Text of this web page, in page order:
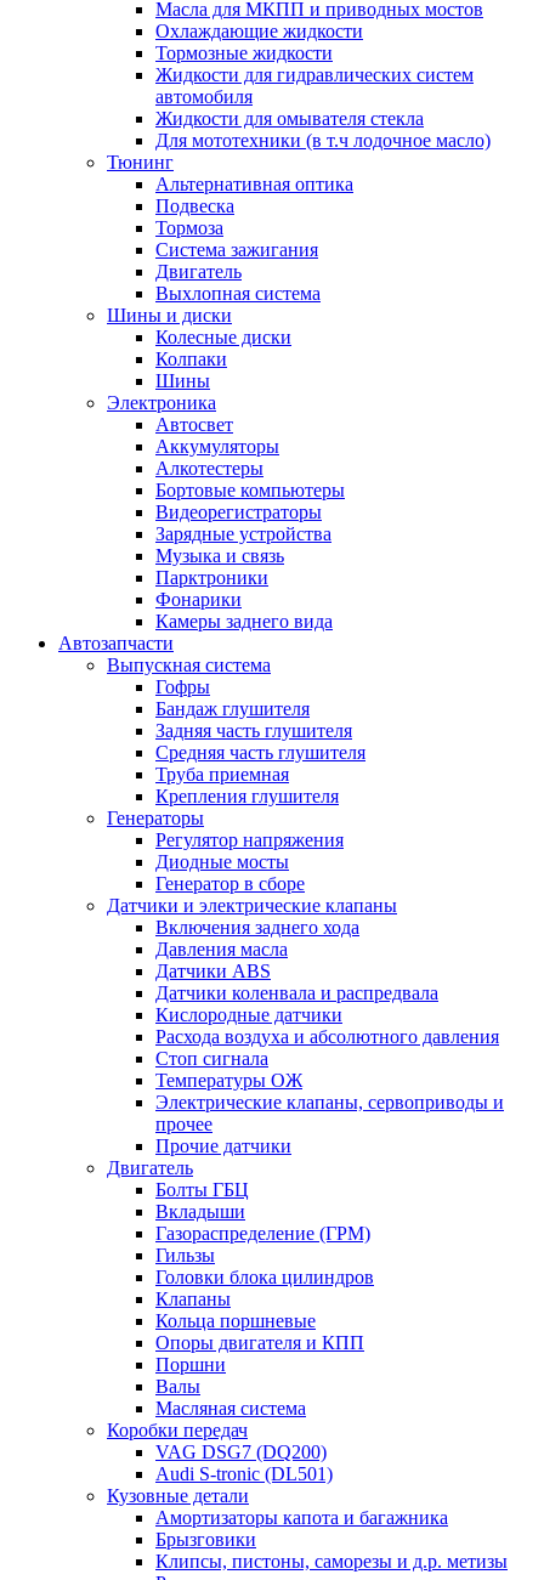
Масла для МКПП и приводных мостов
Охлаждающие жидкости
Тормозные жидкости
Жидкости для гидравлических систем
автомобиля
Жидкости для омывателя стекла
Для мототехники (в т.ч лодочное масло)
Тюнинг
Альтернативная оптика
Подвеска
Тормоза
Система зажигания
Двигатель
Выхлопная система
Шины и диски
Колесные диски
Колпаки
Шины
Электроника
Автосвет
Аккумуляторы
Алкотестеры
Бортовые компьютеры
Видеорегистраторы
Зарядные устройства
Музыка и связь
Парктроники
Фонарики
Камеры заднего вида
Автозапчасти
Выпускная система
Гофры
Бандаж глушителя
Задняя часть глушителя
Средняя часть глушителя
Труба приемная
Крепления глушителя
Генераторы
Регулятор напряжения
Диодные мосты
Генератор в сборе
Датчики и электрические клапаны
Включения заднего хода
Давления масла
Датчики ABS
Датчики коленвала и распредвала
Кислородные датчики
Расхода воздуха и абсолютного давления
Стоп сигнала
Температуры ОЖ
Электрические клапаны, сервоприводы и
прочее
Прочие датчики
Двигатель
Болты ГБЦ
Вкладыши
Газораспределение (ГРМ)
Гильзы
Головки блока цилиндров
Клапаны
Кольца поршневые
Опоры двигателя и КПП
Поршни
Валы
Масляная система
Коробки передач
VAG DSG7 (DQ200)
Audi S-tronic (DL501)
Кузовные детали
Амортизаторы капота и багажника
Брызговики
Клипсы, пистоны, саморезы и д.р. метизы